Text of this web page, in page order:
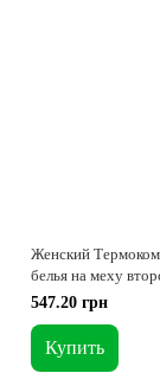
Женский
белья на меху
слой М
547.20 грн
Купить